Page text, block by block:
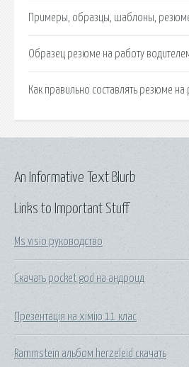
Примеры, образцы, шаблоны, резюме
Образец резюме на работу
Как правильно составлять резюме на
Links to Important Stuff
Ms visio руководство
Скачать pocket god на андроид
Презентація на хімію 11 клас
Rammstein альбом herzeleid скачать
An Informative Text Blurb